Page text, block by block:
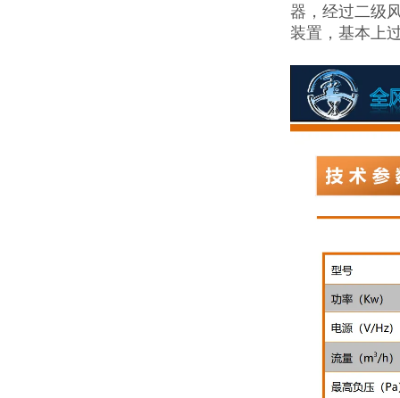
器，经过二级
装置，基本上